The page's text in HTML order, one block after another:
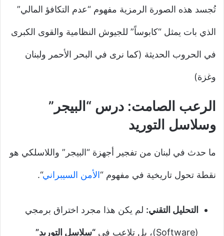
تُجسد هذه الصورة الرمزية مفهوم “عدم التكافؤ المالي”
الذي بات يمثل “كابوساً” للجيوش النظامية والقوى الكبرى
في الحروب الحديثة (كما نرى في البحر الأحمر ولبنان
وغزة)
الرعب الصامت: درس “البيجر”
وسلاسل التوريد
ما حدث في لبنان من تفجير أجهزة “البيجر” واللاسلكي هو
نقطة تحول تاريخية في مفهوم “الأمن السيبراني“.
التحليل التقني: لم يكن هذا مجرد اختراق برمجي
(Software)، بل تلاعب في “سلاسل التوريد”